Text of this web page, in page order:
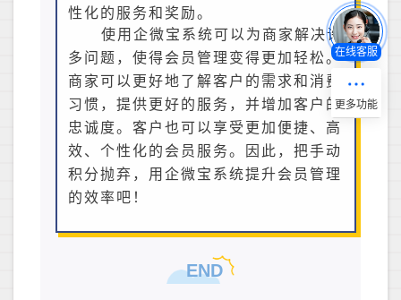
性化的服务和奖励。
使用企微宝系统可以为商家解决许
多问题，使得会员管理变得更加轻松。
商家可以更好地了解客户的需求和消费
习惯，提供更好的服务，并增加客户的
忠诚度。客户也可以享受更加便捷、高
效、个性化的会员服务。因此，把手动
积分抛弃，用企微宝系统提升会员管理
的效率吧！
END
在线客服